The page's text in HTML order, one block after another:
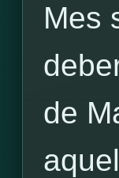
Mes
de